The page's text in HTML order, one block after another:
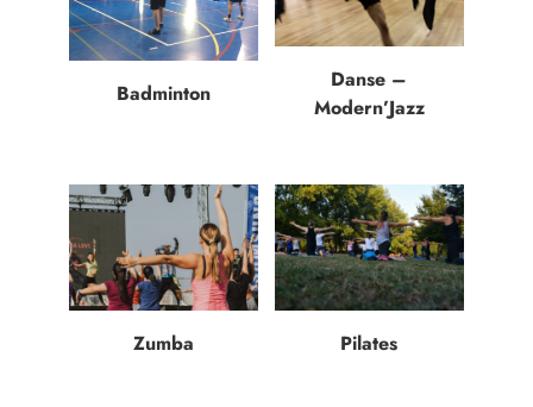
Badminton
Danse –
Modern’Jazz
Zumba Pilates